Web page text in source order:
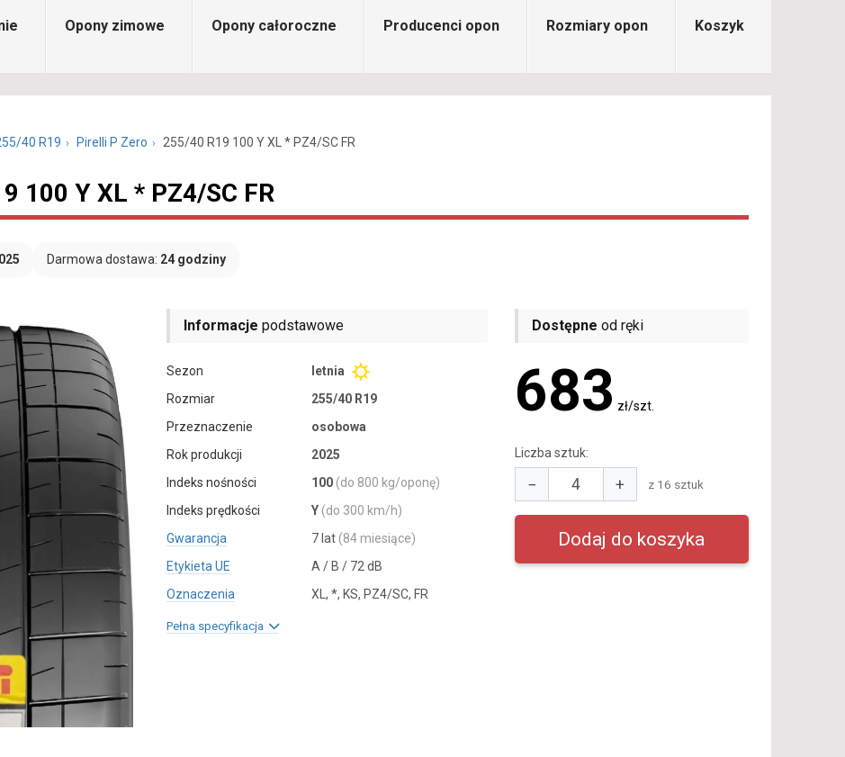
Opony zimowe Opony całoroczne Producenci opon Rozmiary opon Koszyk
40 R19 Pirelli P Zero 255/40 R19 100 Y XL * PZ4/SC FR
100 Y XL * PZ4/SC FR
Darmowa dostawa: 24 godziny
Informacje podstawowe
Sezon
letnia
Rozmiar
255/40 R19
Przeznaczenie
osobowa
Rok produkcji
2025
Indeks nośności
100 (do 800 kg/oponę)
Indeks prędkości
Y (do 300 km/h)
Gwarancja
7 lat (84 miesiące)
Etykieta UE
A / B / 72 dB
Oznaczenia
XL, *, KS, PZ4/SC, FR
Pełna specyfikacja
Dostępne od ręki
683 zł/szt.
Liczba sztuk:
− + z 16 sztuk